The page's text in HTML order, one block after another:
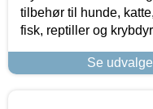
tilbehør til hunde,
fisk, reptiller og
Se